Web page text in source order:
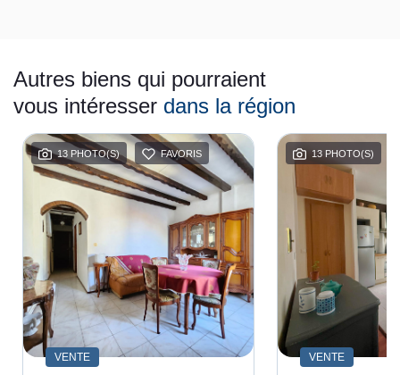
Autres biens qui pourraient
vous intéresser dans la région
13 PHOTO(S) FAVORIS
VENTE
13 PHOTO(S)
VENTE